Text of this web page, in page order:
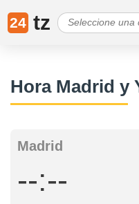
24 tz
Hora Madrid y
Madrid
--:--